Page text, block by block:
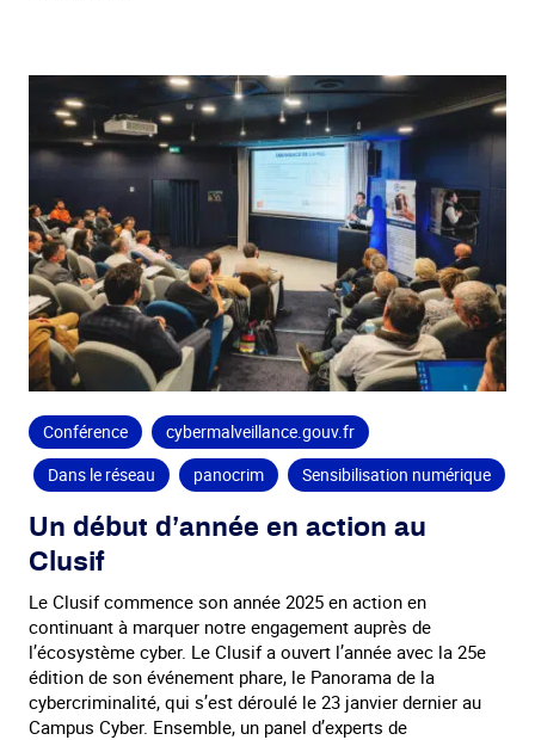
Conférence
cybermalveillance.gouv.fr
Dans le réseau
panocrim Sensibilisation numérique
Un début d’année en action au
Clusif
Le Clusif commence son année 2025 en action en
continuant à marquer notre engagement auprès de
l’écosystème cyber. Le Clusif a ouvert l’année avec la 25e
édition de son événement phare, le Panorama de la
cybercriminalité, qui s’est déroulé le 23 janvier dernier au
Campus Cyber. Ensemble, un panel d’experts de